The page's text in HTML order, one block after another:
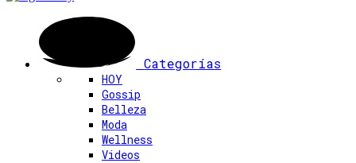
Categorías
HOY
Gossip
Belleza
Moda
Wellness
Videos